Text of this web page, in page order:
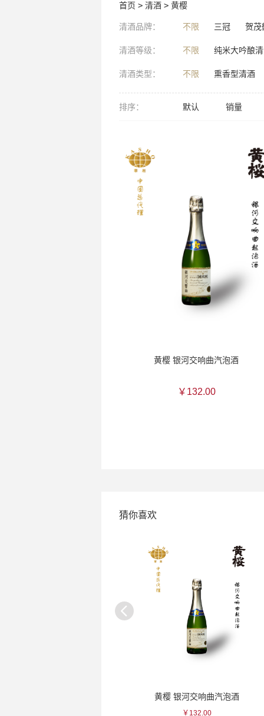
首页 > 清酒 > 黄樱
清酒品牌： 不限 三冠 贺茂
清酒等级： 不限 纯米大吟酿
清酒类型： 不限 熏香型清酒
排序： 默认 销量
黄樱 银河交响曲汽泡酒
￥132.00
猜你喜欢
黄樱 银河交响曲汽泡酒
￥132.00